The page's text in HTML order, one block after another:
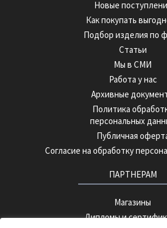
Новые
Как покупать
Подбор изделия по
Статьи
Мы в СМИ
Работа у нас
Архивные
Политика
персональных
Публичная
Согласие на обработку
ПАРТНЕРАМ
Магазины
Дипломы и